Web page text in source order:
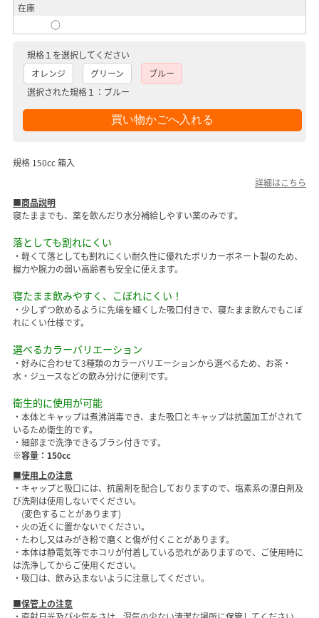
在庫
○
規格１を選択してください
オレンジ
グリーン
ブルー
選択された規格１：ブルー
規格 150cc 箱入
詳細はこちら
■商品説明
寝たままでも、薬を飲んだり水分補給しやすい薬のみです。
落としても割れにくい
・軽くて落としても割れにくい耐久性に優れたポリカーボネート製のため、
握力や腕力の弱い高齢者も安全に使えます。
寝たまま飲みやすく、こぼれにくい！
・少しずつ飲めるように先端を細くした吸口付きで、寝たまま飲んでもこぼ
れにくい仕様です。
選べるカラーバリエーション
・好みに合わせて3種類のカラーバリエーションから選べるため、お茶・
水・ジュースなどの飲み分けに便利です。
衛生的に使用が可能
・本体とキャップは煮沸消毒でき、また吸口とキャップは抗菌加工がされて
いるため衛生的です。
・細部まで洗浄できるブラシ付きです。
※容量：150cc
■使用上の注意
・キャップと吸口には、抗菌剤を配合しておりますので、塩素系の漂白剤及
び洗剤は使用しないでください。
(変色することがあります)
・火の近くに置かないでください。
・たわし又はみがき粉で磨くと傷が付くことがあります。
・本体は静電気等でホコリが付着している恐れがありますので、ご使用時に
は洗浄してからご使用ください。
・吸口は、飲み込まないように注意してください。
■保管上の注意